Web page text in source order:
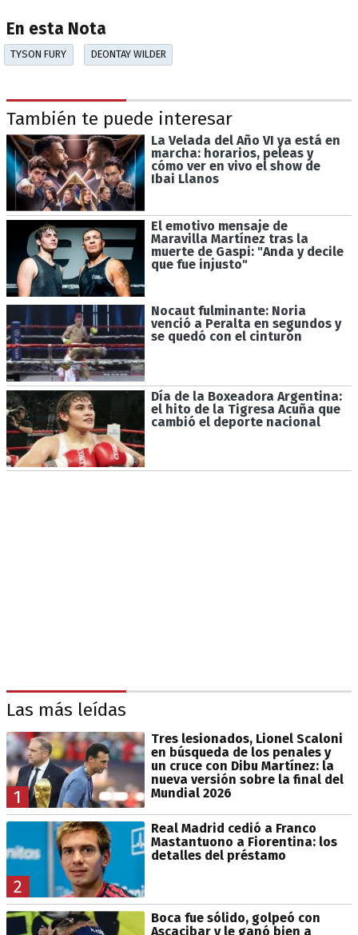
En esta Nota
TYSON FURY DEONTAY WILDER
También te puede interesar
La Velada del Año VI ya está en
marcha: horarios, peleas y
cómo ver en vivo el show de
Ibai Llanos
El emotivo mensaje de
Maravilla Martínez tras la
muerte de Gaspi: "Anda y decile
que fue injusto"
Nocaut fulminante: Noria
venció a Peralta en segundos y
se quedó con el cinturón
Día de la Boxeadora Argentina:
el hito de la Tigresa Acuña que
cambió el deporte nacional
Las más leídas
1
Tres lesionados, Lionel Scaloni
en búsqueda de los penales y
un cruce con Dibu Martínez: la
nueva versión sobre la final del
Mundial 2026
2
Real Madrid cedió a Franco
Mastantuono a Fiorentina: los
detalles del préstamo
Boca fue sólido, golpeó con
Ascacibar y le ganó bien a